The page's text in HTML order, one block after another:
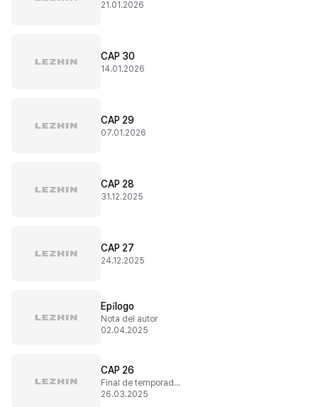
21.01.2026
CAP 30
14.01.2026
CAP 29
07.01.2026
CAP 28
31.12.2025
CAP 27
24.12.2025
Epílogo
Nota del autor
02.04.2025
CAP 26
Final de temporada 1
26.03.2025